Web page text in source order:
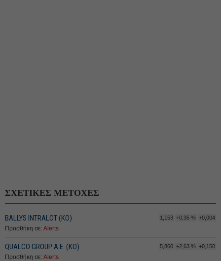
ΣΧΕΤΙΚΕΣ ΜΕΤΟΧΕΣ
BALLYS INTRALOT (ΚΟ) 1,153 +0,35 % +0,004
Προσθήκη σε: Alerts
QUALCO GROUP Α.Ε. (ΚΟ) 5,860 +2,63 % +0,150
Προσθήκη σε: Alerts